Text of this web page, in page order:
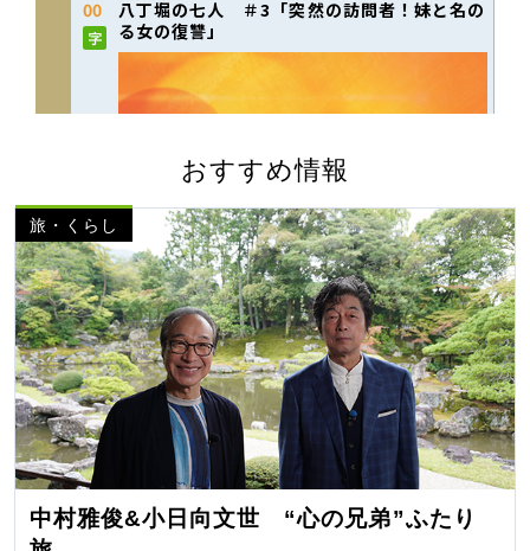
おすすめ情報
旅・くらし
中村雅俊&小日向文世 “心の兄弟”ふたり